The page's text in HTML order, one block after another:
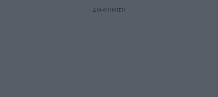
ΔΙΑΦΗΜΙΣΗ